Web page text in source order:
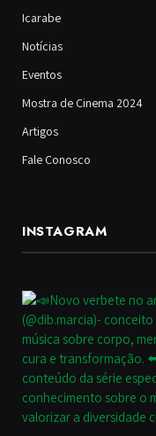
Icarabe
Notícias
Eventos
Mostra de Cinema 2024
Artigos
Fale Conosco
INSTAGRAM